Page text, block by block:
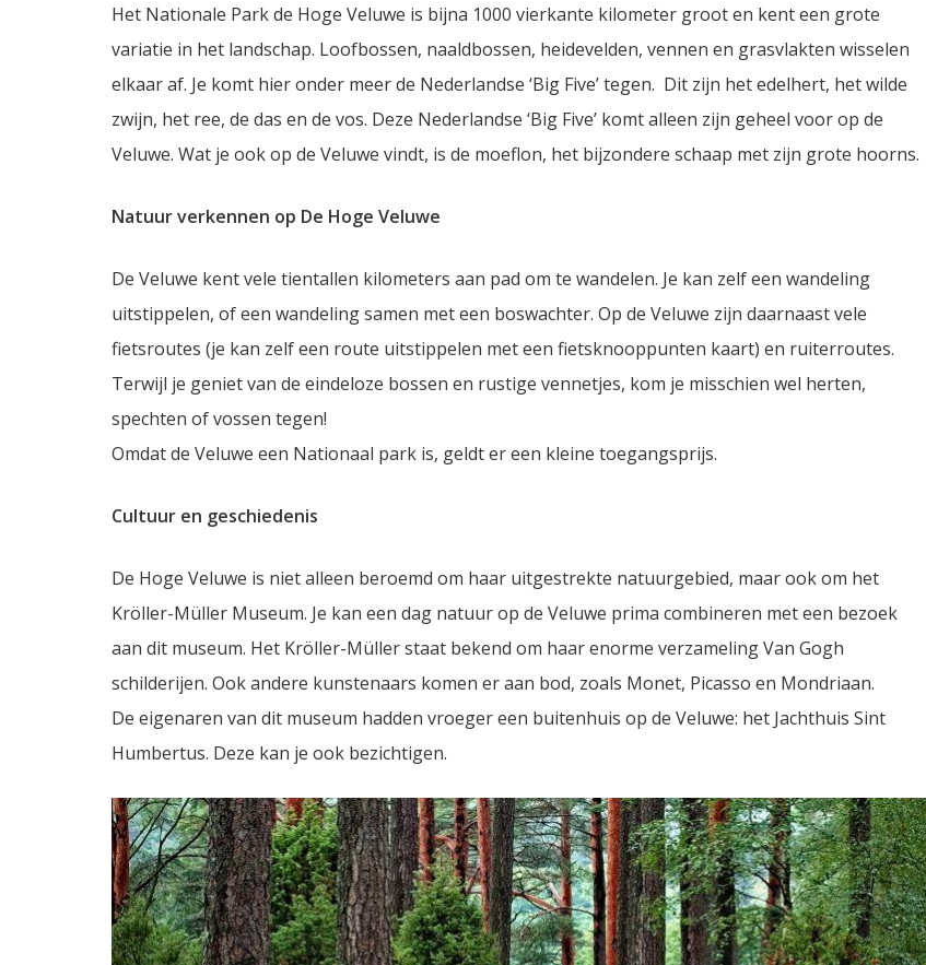
Het Nationale Park de Hoge Veluwe is bijna 1000 vierkante kilometer groot en kent een grote
variatie in het landschap. Loofbossen, naaldbossen, heidevelden, vennen en grasvlakten wisselen
elkaar af. Je komt hier onder meer de Nederlandse ‘Big Five’ tegen. Dit zijn het edelhert, het wilde
zwijn, het ree, de das en de vos. Deze Nederlandse ‘Big Five’ komt alleen zijn geheel voor op de
Veluwe. Wat je ook op de Veluwe vindt, is de moeflon, het bijzondere schaap met zijn grote hoorns.
Natuur verkennen op De Hoge Veluwe
De Veluwe kent vele tientallen kilometers aan pad om te wandelen. Je kan zelf een wandeling
uitstippelen, of een wandeling samen met een boswachter. Op de Veluwe zijn daarnaast vele
fietsroutes (je kan zelf een route uitstippelen met een fietsknooppunten kaart) en ruiterroutes.
Terwijl je geniet van de eindeloze bossen en rustige vennetjes, kom je misschien wel herten,
spechten of vossen tegen!
Omdat de Veluwe een Nationaal park is, geldt er een kleine toegangsprijs.
Cultuur en geschiedenis
De Hoge Veluwe is niet alleen beroemd om haar uitgestrekte natuurgebied, maar ook om het
Kröller-Müller Museum. Je kan een dag natuur op de Veluwe prima combineren met een bezoek
aan dit museum. Het Kröller-Müller staat bekend om haar enorme verzameling Van Gogh
schilderijen. Ook andere kunstenaars komen er aan bod, zoals Monet, Picasso en Mondriaan.
De eigenaren van dit museum hadden vroeger een buitenhuis op de Veluwe: het Jachthuis Sint
Humbertus. Deze kan je ook bezichtigen.